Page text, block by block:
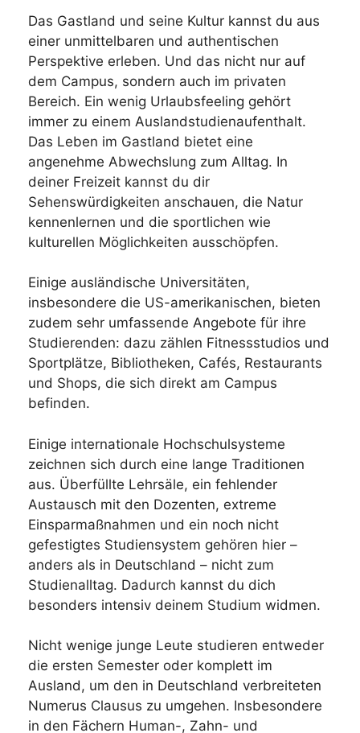
Das Gastland und seine Kultur kannst du aus
einer unmittelbaren und authentischen
Perspektive erleben. Und das nicht nur auf
dem Campus, sondern auch im privaten
Bereich. Ein wenig Urlaubsfeeling gehört
immer zu einem Auslandstudienaufenthalt.
Das Leben im Gastland bietet eine
angenehme Abwechslung zum Alltag. In
deiner Freizeit kannst du dir
Sehenswürdigkeiten anschauen, die Natur
kennenlernen und die sportlichen wie
kulturellen Möglichkeiten ausschöpfen.
Einige ausländische Universitäten,
insbesondere die US-amerikanischen, bieten
zudem sehr umfassende Angebote für ihre
Studierenden: dazu zählen Fitnessstudios und
Sportplätze, Bibliotheken, Cafés, Restaurants
und Shops, die sich direkt am Campus
befinden.
Einige internationale Hochschulsysteme
zeichnen sich durch eine lange Traditionen
aus. Überfüllte Lehrsäle, ein fehlender
Austausch mit den Dozenten, extreme
Einsparmaßnahmen und ein noch nicht
gefestigtes Studiensystem gehören hier –
anders als in Deutschland – nicht zum
Studienalltag. Dadurch kannst du dich
besonders intensiv deinem Studium widmen.
Nicht wenige junge Leute studieren entweder
die ersten Semester oder komplett im
Ausland, um den in Deutschland verbreiteten
Numerus Clausus zu umgehen. Insbesondere
in den Fächern Human-, Zahn- und